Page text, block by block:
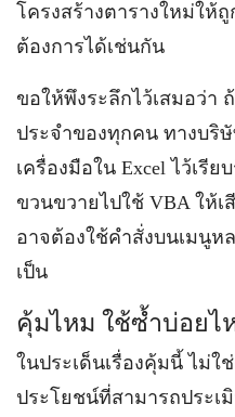
โครงสร้างตารางใหม่ให้
ต้องการได้เช่นกัน
ขอให้พึงระลึกไว้เสมอว่า
ประจำของทุกคน ทางบริ
เครื่องมือใน Excel ไว้เรี
ขวนขวายไปใช้ VBA ให้เ
อาจต้องใช้คำสั่งบนเมนูห
เป็น
คุ้มไหม ใช้ซ้ำบ่อยไ
ในประเด็นเรื่องคุ้มนี้ ไม่ใ
ประโยชน์ที่สามารถประเ